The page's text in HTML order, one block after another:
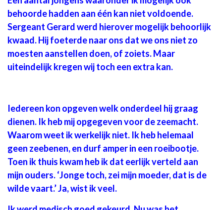
behoorde hadden aan één kan niet voldoende.
Sergeant Gerard werd hierover mogelijk behoorlijk
kwaad. Hij foeterde naar ons dat we ons niet zo
moesten aanstellen doen, of zoiets. Maar
uiteindelijk kregen wij toch een extra kan.
Iedereen kon opgeven welk onderdeel hij graag
dienen. Ik heb mij opgegeven voor de zeemacht.
Waarom weet ik werkelijk niet. Ik heb helemaal
geen zeebenen, en durf amper in een roeibootje.
Toen ik thuis kwam heb ik dat eerlijk verteld aan
mijn ouders. ‘Jonge toch, zei mijn moeder, dat is de
wilde vaart.’ Ja, wist ik veel.